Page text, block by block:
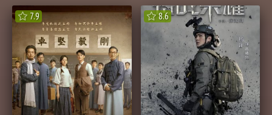
7.9 8.6